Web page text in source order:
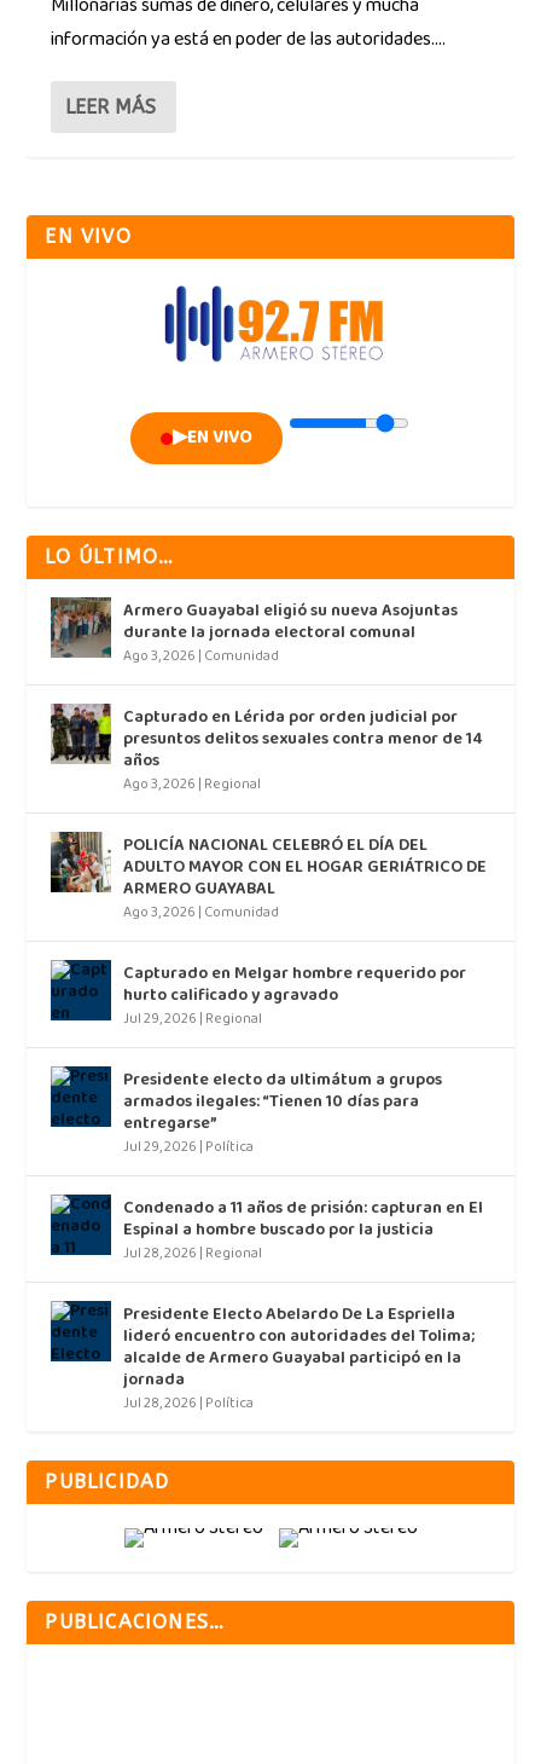
información ya está en poder de las autoridades....
LEER MÁS
EN VIVO
▶EN VIVO
LO ÚLTIMO…
Armero Guayabal eligió su nueva Asojuntas
durante la jornada electoral comunal
Ago 3, 2026 | Comunidad
Capturado en Lérida por orden judicial por
presuntos delitos sexuales contra menor de 14
años
Ago 3, 2026 | Regional
POLICÍA NACIONAL CELEBRÓ EL DÍA DEL
ADULTO MAYOR CON EL HOGAR GERIÁTRICO DE
ARMERO GUAYABAL
Ago 3, 2026 | Comunidad
Capturado en Melgar hombre requerido por
hurto calificado y agravado
Jul 29, 2026 | Regional
Presidente electo da ultimátum a grupos
armados ilegales: “Tienen 10 días para
entregarse”
Jul 29, 2026 | Política
Condenado a 11 años de prisión: capturan en El
Espinal a hombre buscado por la justicia
Jul 28, 2026 | Regional
Presidente Electo Abelardo De La Espriella
lideró encuentro con autoridades del Tolima;
alcalde de Armero Guayabal participó en la
jornada
Jul 28, 2026 | Política
PUBLICIDAD
PUBLICACIONES…